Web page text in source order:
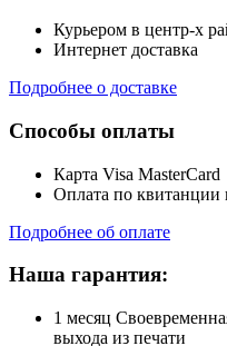
Курьером в центр-х
Интернет доставка
Подробнее о доставке
Способы оплаты
Карта Visa MasterCard
Оплата по квитанции
Подробнее об оплате
Наша гарантия:
1 месяц
выхода из печати